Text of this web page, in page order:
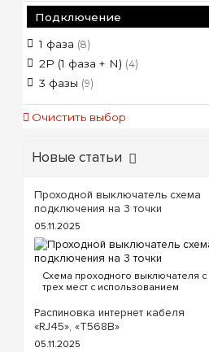
Подключение
1 фаза (8)
2P (1 фаза + N) (4)
3 фазы (9)
Очистить выбор
Новые статьи
Проходной выключатель схема
подключения на 3 точки
05.11.2025
Схема проходного выключателя с
трех мест с использованием
выключателя. Для реализации
схемы проходных выключателей с
трех точек потребуются
следующие выключатели: ...
Распиновка интернет кабеля
«RJ45», «T568B»
05.11.2025